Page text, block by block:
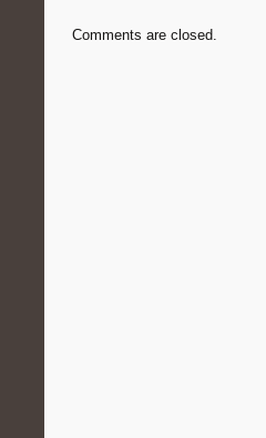
Comments are closed.